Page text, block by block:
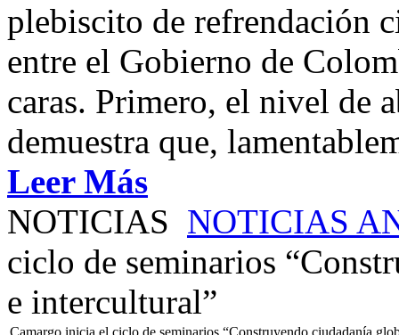
plebiscito de refrendación
entre el Gobierno de
caras. Primero, el nivel de
demuestra que,
Leer Más
NOTICIAS NOTICIAS
ciclo de seminarios
e intercultural”
Camargo inicia el ciclo de seminarios “Construyendo ciudadanía